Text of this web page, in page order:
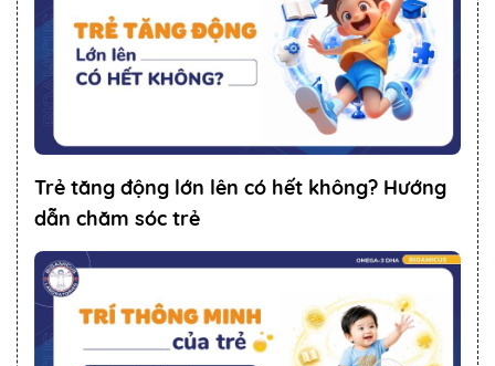
Trẻ tăng động lớn lên có hết không? Hướng
dẫn chăm sóc trẻ